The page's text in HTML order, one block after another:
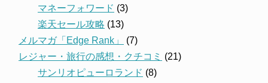
マネーフォワード (3)
楽天セール攻略 (13)
メルマガ「Edge Rank」
(7)
レジャー・旅行の感想・クチコミ (21)
サンリオピューロランド (8)